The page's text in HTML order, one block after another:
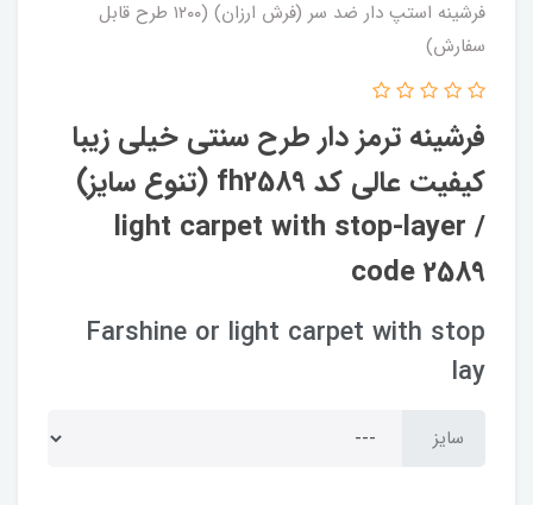
فرشینه استپ دار ضد سر (فرش ارزان) (۱۲۰۰ طرح قابل
سفارش)
فرشینه ترمز دار طرح سنتی خیلی زیبا
کیفیت عالی کد fh2589 (تنوع سایز)
/ light carpet with stop-layer
code 2589
Farshine or light carpet with stop
lay
سایز